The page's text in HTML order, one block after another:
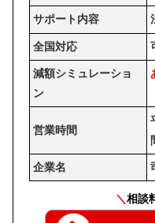
サポート内容
全国対応
減額シミュレーショ
ン
営業時間
企業名
＼相談